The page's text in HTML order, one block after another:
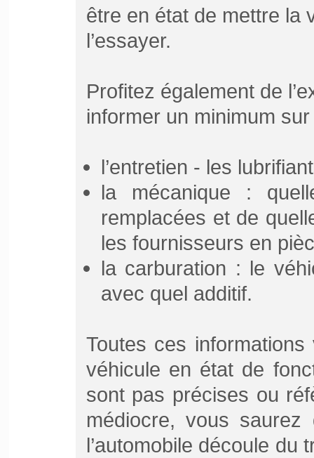
être en état de mettre la
l’essayer.
Profitez également de
informer un minimum sur
l’entretien - les
la mécanique :
remplacées et de
les fournisseurs en
la carburation : le
avec quel additif.
Toutes ces
véhicule en état de
sont pas précises ou
médiocre, vous
l’automobile découle du